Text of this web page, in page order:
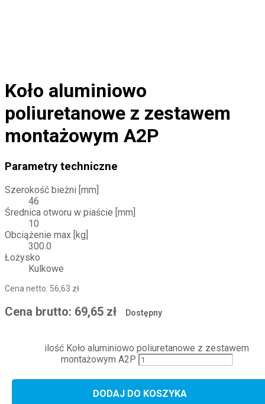
Koło aluminiowo
poliuretanowe z zestawem
montażowym A2P
Parametry techniczne
Szerokość bieżni [mm]
46
Średnica otworu w piaście [mm]
10
Obciążenie max [kg]
300.0
Łożysko
Kulkowe
Cena netto: 56,63 zł
Cena brutto: 69,65 zł Dostępny
ilość Koło aluminiowo poliuretanowe z zestawem
montażowym A2P
DODAJ DO KOSZYKA